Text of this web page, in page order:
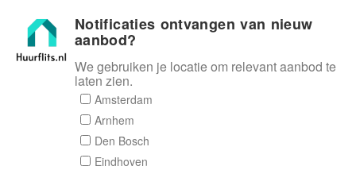
Huurflits
Reactieformulier
Huurflits
Notificaties ontvangen van nieuw
aanbod?
We gebruiken je locatie om relevant aanbod te
laten zien.
Amsterdam
Arnhem
Den Bosch
Eindhoven